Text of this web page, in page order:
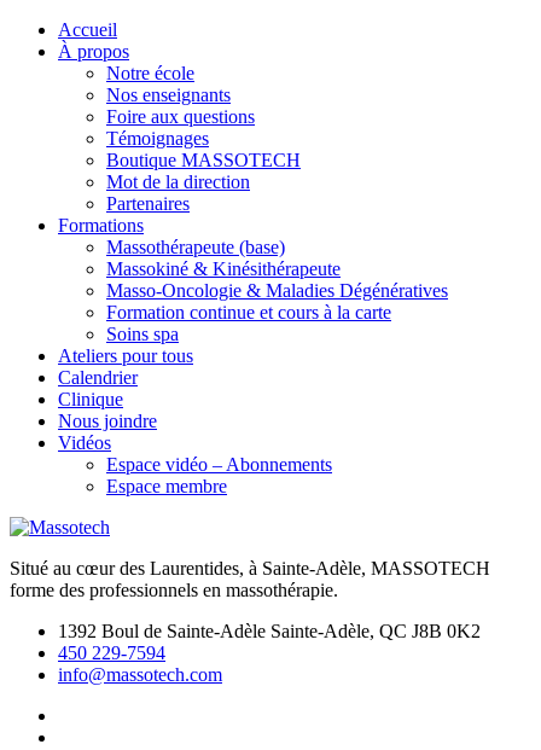
Accueil
À propos
Notre école
Nos enseignants
Foire aux questions
Témoignages
Boutique MASSOTECH
Mot de la direction
Partenaires
Formations
Massothérapeute (base)
Massokiné & Kinésithérapeute
Masso-Oncologie & Maladies Dégénératives
Formation continue et cours à la carte
Soins spa
Ateliers pour tous
Calendrier
Clinique
Nous joindre
Vidéos
Espace vidéo – Abonnements
Espace membre
Situé au cœur des Laurentides, à Sainte-Adèle, MASSOTECH
forme des professionnels en massothérapie.
1392 Boul de Sainte-Adèle Sainte-Adèle, QC J8B 0K2
450 229-7594
info@massotech.com